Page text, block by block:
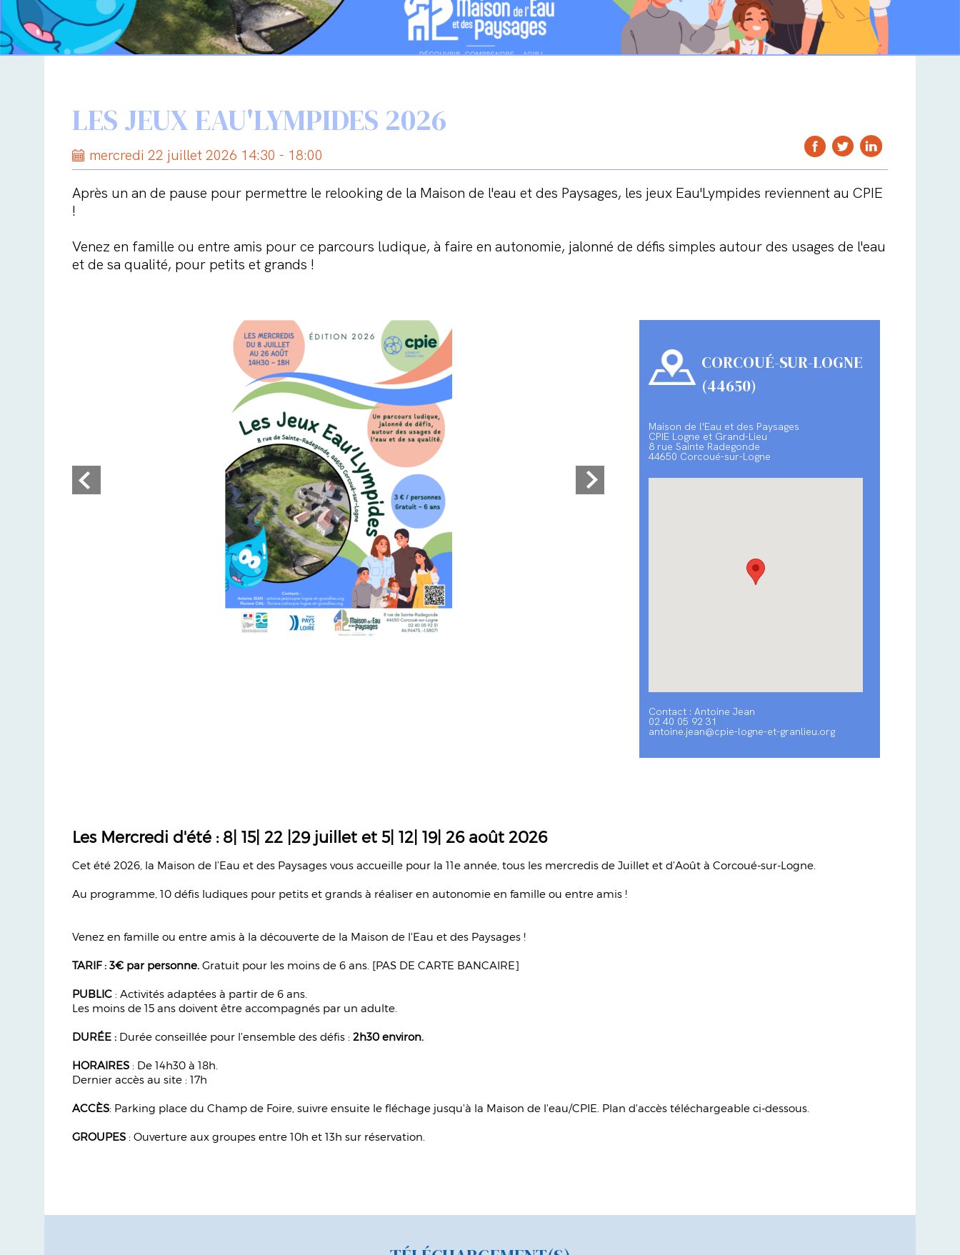
LES JEUX EAU'LYMPIDES 2026
mercredi 22 juillet 2026 14:30 - 18:00
Après un an de pause pour permettre le relooking de la Maison de l'eau et des Paysages, les jeux Eau'Lympides reviennent au CPIE
!
Venez en famille ou entre amis pour ce parcours ludique, à faire en autonomie, jalonné de défis simples autour des usages de l'eau
et de sa qualité, pour petits et grands !
CORCOUÉ-SUR-LOGNE
(44650)
Maison de l'Eau et des Paysages
CPIE Logne et Grand-Lieu
8 rue Sainte Radegonde
44650 Corcoué-sur-Logne
Contact : Antoine Jean
02 40 05 92 31
antoine.jean@cpie-logne-et-granlieu.org
Les Mercredi d'été : 8| 15| 22 |29 juillet et 5| 12| 19| 26 août 2026
Cet été 2026, la Maison de l’Eau et des Paysages vous accueille pour la 11e année, tous les mercredis de Juillet et d’Août à Corcoué-sur-Logne.
Au programme, 10 défis ludiques pour petits et grands à réaliser en autonomie en famille ou entre amis !
Venez en famille ou entre amis à la découverte de la Maison de l'Eau et des Paysages !
TARIF : 3€ par personne.Gratuit pour les moins de 6 ans. [PAS DE CARTE BANCAIRE]
PUBLIC : Activités adaptées à partir de 6 ans.
Les moins de 15 ans doivent être accompagnés par un adulte.
DURÉE : Durée conseillée pour l’ensemble des déﬁs :2h30 environ.
HORAIRES : De 14h30 à 18h.
Dernier accès au site : 17h
ACCÈS: Parking place du Champ de Foire, suivre ensuite le ﬂéchage jusqu'à la Maison de l'eau/CPIE. Plan d'accès téléchargeable ci-dessous.
GROUPES : Ouverture aux groupes entre 10h et 13h sur réservation.